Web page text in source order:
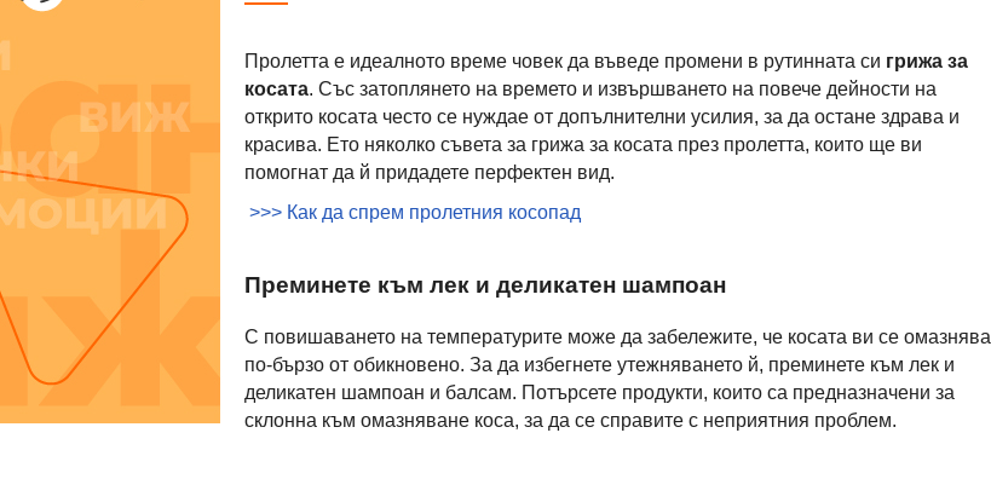
Пролетта е идеалното време човек да въведе промени в рутинната си грижа за
косата. Със затоплянето на времето и извършването на повече дейности на
открито косата често се нуждае от допълнителни усилия, за да остане здрава и
красива. Ето няколко съвета за грижа за косата през пролетта, които ще ви
помогнат да й придадете перфектен вид.
>>> Как да спрем пролетния косопад
Преминете към лек и деликатен шампоан
С повишаването на температурите може да забележите, че косата ви се омазнява
по-бързо от обикновено. За да избегнете утежняването й, преминете към лек и
деликатен шампоан и балсам. Потърсете продукти, които са предназначени за
склонна към омазняване коса, за да се справите с неприятния проблем.